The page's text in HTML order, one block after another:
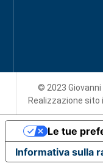
© 2023 Giovanni
Realizzazione
Informativa sulla
Le tue